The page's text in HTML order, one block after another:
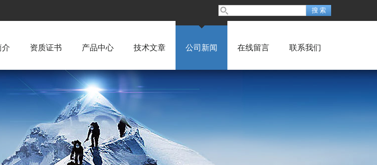
介 资质证书 产品中心 技术文章 公司新闻 在线留言 联系我们